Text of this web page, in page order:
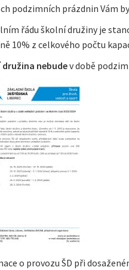
podzimních prázdnin Vám
řádu školní družiny je
10% z celkového počtu
družina nebudev době
o provozu ŠD při